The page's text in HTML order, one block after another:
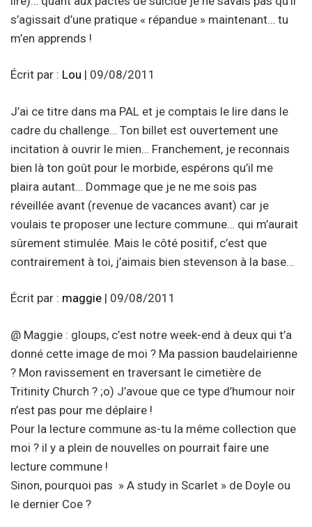
s’agissait d’une pratique « répandue » maintenant… tu
m’en apprends !
Écrit par : Lou | 09/08/2011
J’ai ce titre dans ma PAL et je comptais le lire dans le
cadre du challenge… Ton billet est ouvertement une
incitation à ouvrir le mien… Franchement, je reconnais
bien là ton goût pour le morbide, espérons qu’il me
plaira autant… Dommage que je ne me sois pas
réveillée avant (revenue de vacances avant) car je
voulais te proposer une lecture commune… qui m’aurait
sûrement stimulée. Mais le côté positif, c’est que
contrairement à toi, j’aimais bien stevenson à la base…
Écrit par : maggie | 09/08/2011
@ Maggie : gloups, c’est notre week-end à deux qui t’a
donné cette image de moi ? Ma passion baudelairienne
? Mon ravissement en traversant le cimetière de
Tritinity Church ? ;o) J’avoue que ce type d’humour noir
n’est pas pour me déplaire !
Pour la lecture commune as-tu la même collection que
moi ? il y a plein de nouvelles on pourrait faire une
lecture commune !
Sinon, pourquoi pas » A study in Scarlet » de Doyle ou
le dernier Coe ?